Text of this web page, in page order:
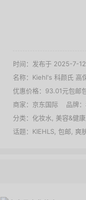
时间：发布于 2025-7-
名称： Kiehl's 科颜氏 高
优惠价格： 93.01元包邮
商家： 京东国际 品牌：
分类： 化妆水 美容&健康
话题： KIEHLS 包邮 爽